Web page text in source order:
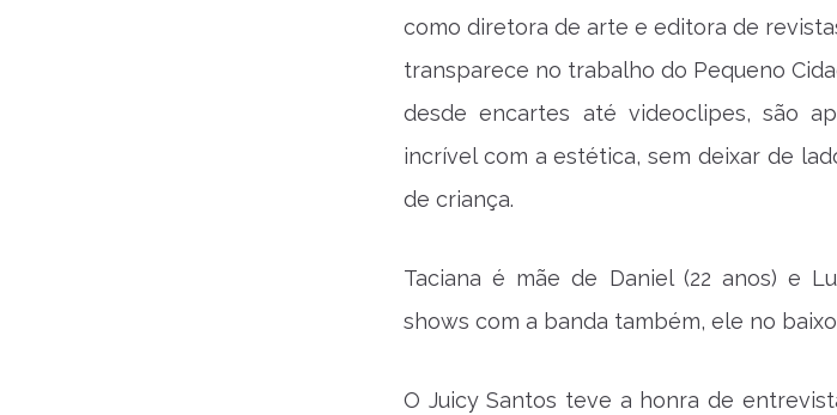
como diretora de arte e editora de
transparece no trabalho do Pequeno
desde encartes até videoclipes, são
incrível com a estética, sem deixar de
de criança.
Taciana é mãe de Daniel (22 anos) e
shows com a banda também, ele no
O Juicy Santos teve a honra de